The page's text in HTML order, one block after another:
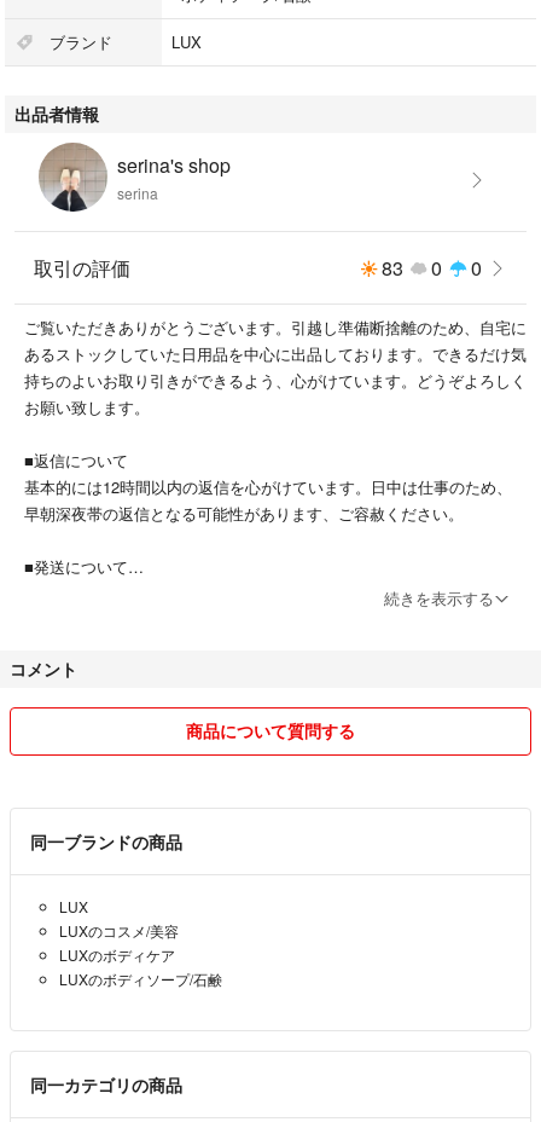
#ダブ
#Dove
#自然に香る
#うる艶素肌
#繊細なフローラルな香り
#自然に香るうる艶素肌
#繊細なムスキーフローラルの香り
#角質層まで
#ホホバ種子油
#ヒアルロン酸ヒドロキシプロピルトリモニウム
#洗って潤う
ブランド LUX
出品者情報
serina's shop
serina
取引の評価 83 0 0
ご覧いただきありがとうございます。引越し準備断捨離のため、自宅に
あるストックしていた日用品を中心に出品しております。できるだけ気
持ちのよいお取り引きができるよう、心がけています。どうぞよろしく
お願い致します。
■返信について
基本的には12時間以内の返信を心がけています。日中は仕事のため、
早朝深夜帯の返信となる可能性があります、ご容赦ください。
■発送について
可能な限り当日中に、遅くとも購入いただいてから2日以内の発送をこ
**都合上、発送方法を変更させていただく可能性があります。ご了承い
続きを表示する
コメント
商品について質問する
同一ブランドの商品
LUX
LUXのコスメ/美容
LUXのボディケア
LUXのボディソープ/石鹸
同一カテゴリの商品